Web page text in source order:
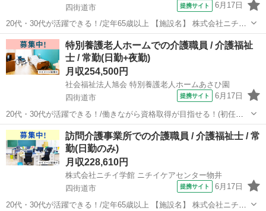
四街道市
提携サイト 6月17日
20代・30代が活躍できる！/定年65歳以上 【施設名】 株式会社ニチイ
学館 ニチイケアセンター四街道 【勤務地】 千葉県 四街道市 【アクセ
ス】 四街道駅から徒歩15分 四街道駅/物井駅/都賀駅 【雇用形態】常
勤(...
千葉 四街道市 介護福祉士
特別養護老人ホームでの介護職員 / 介護福祉
士 / 常勤(日勤+夜勤)
月収254,500円
社会福祉法人旭会 特別養護老人ホームあさひ園
四街道市
提携サイト 6月17日
20代・30代が活躍できる！/働きながら資格取得が目指せる！(初任者
研修・実務者研修・介護福祉士)/定年65歳以上 【施設名】 社会福祉法
人旭会 特別養護老人ホームあさひ園 【勤務地】 千葉県 四街道市 【ア
クセス】 ...
千葉 四街道市 介護福祉士
訪問介護事業所での介護職員 / 介護福祉士 / 常
勤(日勤のみ)
月収228,610円
株式会社ニチイ学館 ニチイケアセンター物井
四街道市
提携サイト 6月17日
20代・30代が活躍できる！/定年65歳以上 【施設名】 株式会社ニチイ